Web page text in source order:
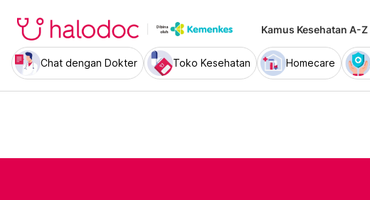
Kamus Kesehatan A-Z
Chat dengan Dokter Toko Kesehatan Homecare